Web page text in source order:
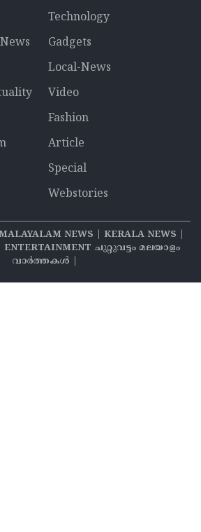
Technology
Gadgets
Local-News
Video
Fashion
Article
Special
Webstories
NEWS | KERALA NEWS |
ENTERTAINMENT ചുറ്റുവട്ടം മലയാളം
വാര്‍ത്തകൾ |